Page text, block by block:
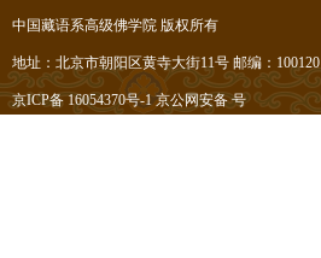
中国藏语系高级佛学院 版权所有
地址：北京市朝阳区黄寺大街11号 邮编：100120
京ICP备 16054370号-1京公网安备 号